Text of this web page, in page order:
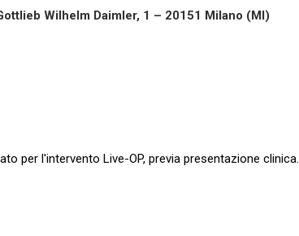
Wilhelm Daimler, 1 – 20151 Milano (MI)
per l'intervento Live-OP, previa presentazione clinica.